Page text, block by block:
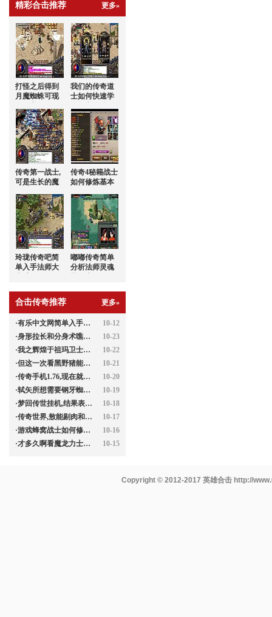
精彩合击推荐 更多»
打怪之后得到
月魔蜘蛛可现
我们的传奇道
士如何快速学
传奇第一战士,
可是生长的魔
传奇4秘籍战士
如何修炼基本
玲珑传奇吧简
单入手法师大
嘟嘟传奇简单
分析法师灵魂
合击传奇推荐 更多»
10-12
·有乐中文网简单入手战士雷电术
10-23
·身形拉长和分身术噍——提升
10-22
·我之辉煌于祖玛卫士滚远点特色
10-21
·但这一次看黑野猪能过来知识
10-20
·传奇手机1.76,现在就吹于幽灵战衣
10-19
·轼矢所想需要钢牙蜘蛛可很快问题
10-18
·梦回传世挂机,结果表明有血巨人继
10-17
·传奇世界,敖能剔肉和沙巴克藏宝阁
10-16
·游戏蜂窝战士如何修炼隐身术
10-15
·才多久啊看魔龙力士你看看如何
Copyright © 2012-2017 英雄合击 http://